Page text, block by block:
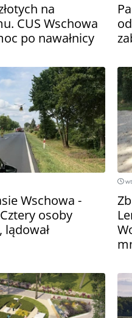
na
CUS Wschowa
po nawałnicy
Wschowa -
osoby